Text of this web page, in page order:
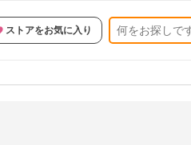
ストアをお気に入り